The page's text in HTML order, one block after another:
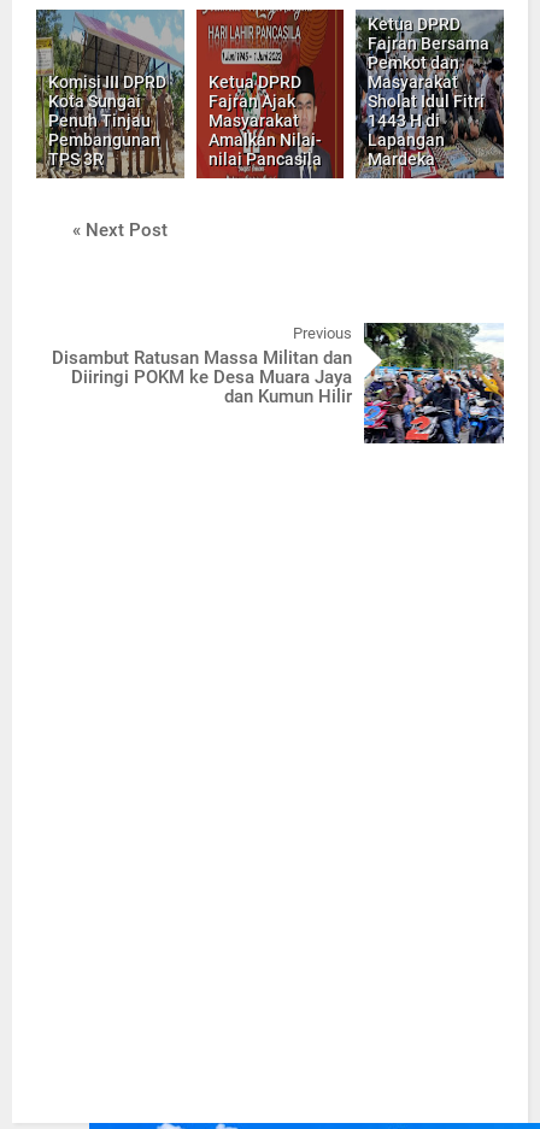
Komisi III DPRD
Kota Sungai
Penuh Tinjau
Pembangunan
TPS 3R
Ketua DPRD
Fajran Ajak
Masyarakat
Amalkan Nilai-
nilai Pancasila
Ketua DPRD
Fajran Bersama
Pemkot dan
Masyarakat
Sholat Idul Fitri
1443 H di
Lapangan
Mardeka
« Next Post
Previous
Disambut Ratusan Massa Militan dan
Diiringi POKM ke Desa Muara Jaya
dan Kumun Hilir